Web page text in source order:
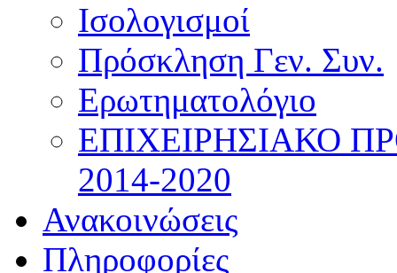
Ισολογισμοί
Πρόσκληση Γεν. Συν.
Ερωτηματολόγιο
ΕΠΙΧΕΙΡΗΣΙΑΚΟ
2014-2020
Ανακοινώσεις
Πληροφορίες